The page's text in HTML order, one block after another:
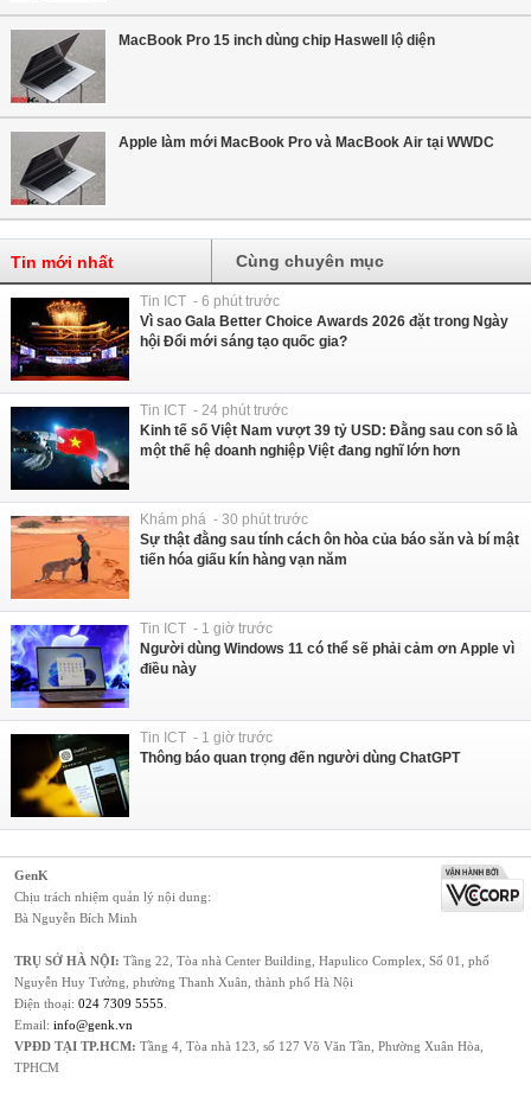
MacBook Pro 15 inch dùng chip Haswell lộ diện
Apple làm mới MacBook Pro và MacBook Air tại WWDC
Tin mới nhất Cùng chuyên mục
Tin ICT - 6 phút trước
Vì sao Gala Better Choice Awards 2026 đặt trong Ngày
hội Đổi mới sáng tạo quốc gia?
Tin ICT - 24 phút trước
Kinh tế số Việt Nam vượt 39 tỷ USD: Đằng sau con số là
một thế hệ doanh nghiệp Việt đang nghĩ lớn hơn
Khám phá - 30 phút trước
Sự thật đằng sau tính cách ôn hòa của báo săn và bí mật
tiến hóa giấu kín hàng vạn năm
Tin ICT - 1 giờ trước
Người dùng Windows 11 có thể sẽ phải cảm ơn Apple vì
điều này
Tin ICT - 1 giờ trước
Thông báo quan trọng đến người dùng ChatGPT
GenK
Chịu trách nhiệm quản lý nội dung:
Bà Nguyễn Bích Minh
TRỤ SỞ HÀ NỘI: Tầng 22, Tòa nhà Center Building, Hapulico Complex, Số 01, phố
Nguyễn Huy Tưởng, phường Thanh Xuân, thành phố Hà Nội
Điện thoại: 024 7309 5555
Email: info@genk.vn
VPĐD TẠI TP.HCM: Tầng 4, Tòa nhà 123, số 127 Võ Văn Tần, Phường Xuân Hòa,
TPHCM